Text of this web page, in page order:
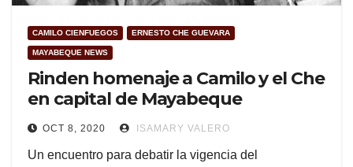
CAMILO CIENFUEGOS ERNESTO CHE GUEVARA
MAYABEQUE NEWS
Rinden homenaje a Camilo y el Che
en capital de Mayabeque
OCT 8, 2020 ISAMARY VALERO
Un encuentro para debatir la vigencia del